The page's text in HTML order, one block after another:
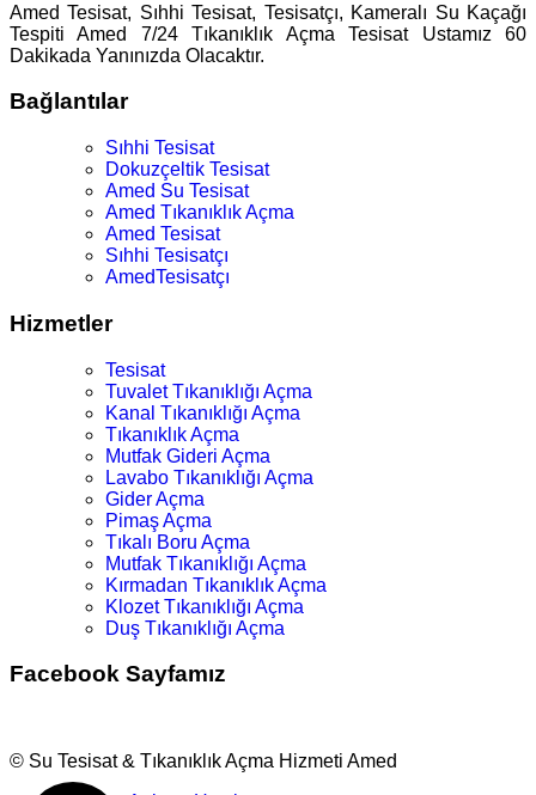
Amed Tesisat, Sıhhi Tesisat, Tesisatçı, Kameralı Su Kaçağı
Tespiti Amed 7/24 Tıkanıklık Açma Tesisat Ustamız 60
Dakikada Yanınızda Olacaktır.
Bağlantılar
Sıhhi Tesisat
Dokuzçeltik Tesisat
Amed Su Tesisat
Amed Tıkanıklık Açma
Amed Tesisat
Sıhhi Tesisatçı
AmedTesisatçı
Hizmetler
Tesisat
Tuvalet Tıkanıklığı Açma
Kanal Tıkanıklığı Açma
Tıkanıklık Açma
Mutfak Gideri Açma
Lavabo Tıkanıklığı Açma
Gider Açma
Pimaş Açma
Tıkalı Boru Açma
Mutfak Tıkanıklığı Açma
Kırmadan Tıkanıklık Açma
Klozet Tıkanıklığı Açma
Duş Tıkanıklığı Açma
Facebook Sayfamız
© Su Tesisat & Tıkanıklık Açma Hizmeti Amed